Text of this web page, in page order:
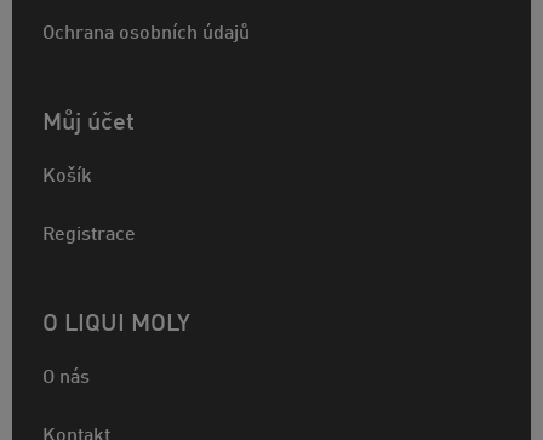
Ochrana osobních údajů
Můj účet
Košík
Registrace
O LIQUI MOLY
O nás
Kontakt